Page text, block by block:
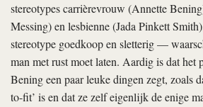
stereotypes carrièrevrouw (Annette
Messing) en lesbienne (Jada Pinkett
stereotype goedkoop en sletterig —
man met rust moet laten. Aardig is dat het
Bening een paar leuke dingen zegt, zoals
to-fit’ is en dat ze zelf eigenlijk de enige